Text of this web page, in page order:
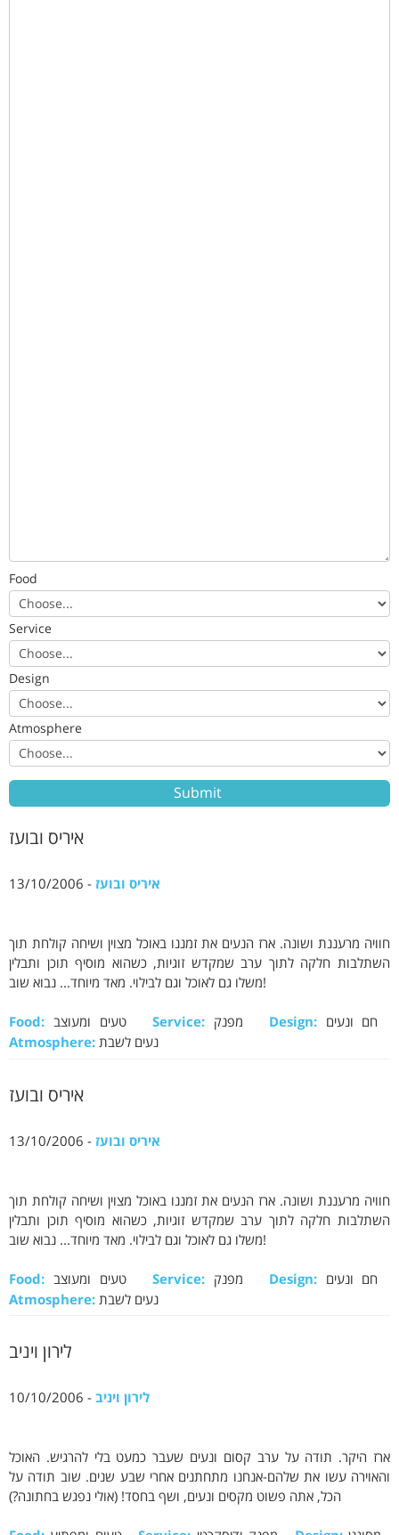
Food
Service
Design
Atmosphere
איריס ובועז
איריס ובועז - 13/10/2006
חוויה מרעננת ושונה. ארז הנעים את זמננו באוכל מצוין ושיחה קולחת תוך
השתלבות חלקה לתוך ערב שמקדש זוגיות, כשהוא מוסיף תוכן ותבלין
משלו גם לאוכל וגם לבילוי. מאד מיוחד... נבוא שוב!
Food: טעים ומעוצב Service: Design:
Atmosphere: נעים לשבת
איריס ובועז
איריס ובועז - 13/10/2006
חוויה מרעננת ושונה. ארז הנעים את זמננו באוכל מצוין ושיחה קולחת תוך
השתלבות חלקה לתוך ערב שמקדש זוגיות, כשהוא מוסיף תוכן ותבלין
משלו גם לאוכל וגם לבילוי. מאד מיוחד... נבוא שוב!
Food: טעים ומעוצב Service: Design:
Atmosphere: נעים לשבת
לירון ויניב
לירון ויניב - 10/10/2006
ארז היקר. תודה על ערב קסום ונעים שעבר כמעט בלי להרגיש. האוכל
והאוירה עשו את שלהם-אנחנו מתחתנים אחרי שבע שנים. שוב תודה על
הכל, אתה פשוט מקסים ונעים, ושף בחסד! (אולי נפגש בחתונה?)